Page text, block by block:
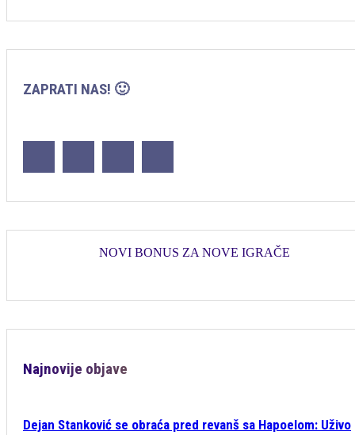
ZAPRATI NAS! 🙂
NOVI BONUS ZA NOVE IGRAČE
Najnovije objave
Dejan Stanković se obraća pred revanš sa Hapoelom: Uživo